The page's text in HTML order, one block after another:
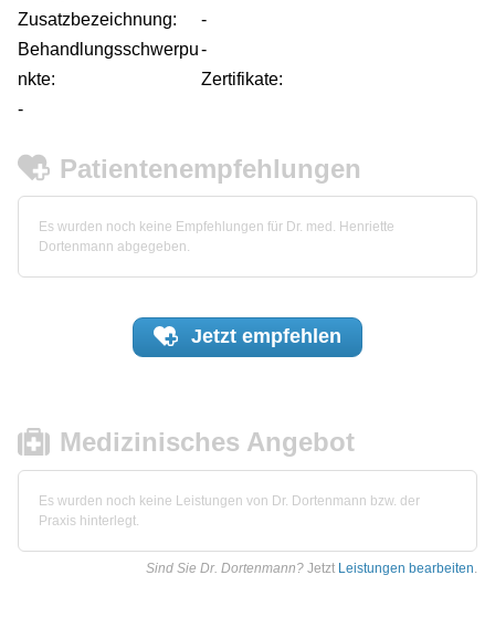
Zusatzbezeichnung:
-
Behandlungsschwerpu
nkte:
-
Zertifikate:
-
Patientenempfehlungen
Es wurden noch keine Empfehlungen für Dr. med. Henriette
Dortenmann abgegeben.
Jetzt empfehlen
Medizinisches Angebot
Es wurden noch keine Leistungen von Dr. Dortenmann bzw. der
Praxis hinterlegt.
Sind Sie Dr. Dortenmann? Jetzt Leistungen bearbeiten.